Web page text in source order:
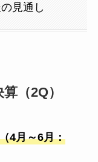
見通し
（2Q）
4月～6月：